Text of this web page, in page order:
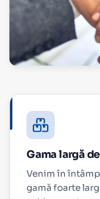
Gama largă
Venim în
gamă foarte